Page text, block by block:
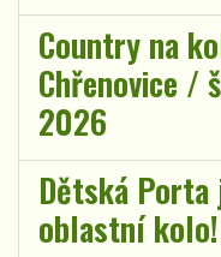
Country na
Chřenovice /
2026
Dětská Porta
oblastní kolo!